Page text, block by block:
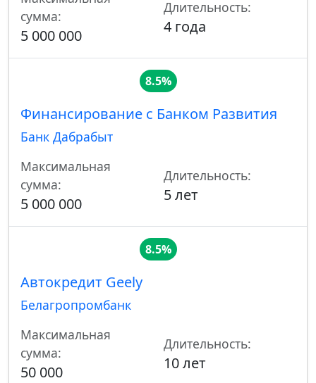
сумма:
5 000 000
Длительность:
4 года
8.5%
Финансирование с Банком Pазвития
Банк Дабрабыт
Максимальная
сумма:
5 000 000
Длительность:
5 лет
8.5%
Автокредит Geely
Белагропромбанк
Максимальная
сумма:
50 000
Длительность:
10 лет